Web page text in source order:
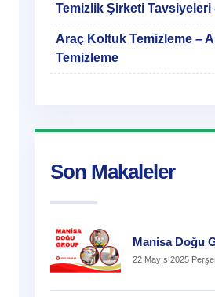
Temizlik Şirketi Tavsiyeleri
Araç Koltuk Temizleme –
Temizleme
Son Makaleler
Manisa Doğu
22 Mayıs 2025